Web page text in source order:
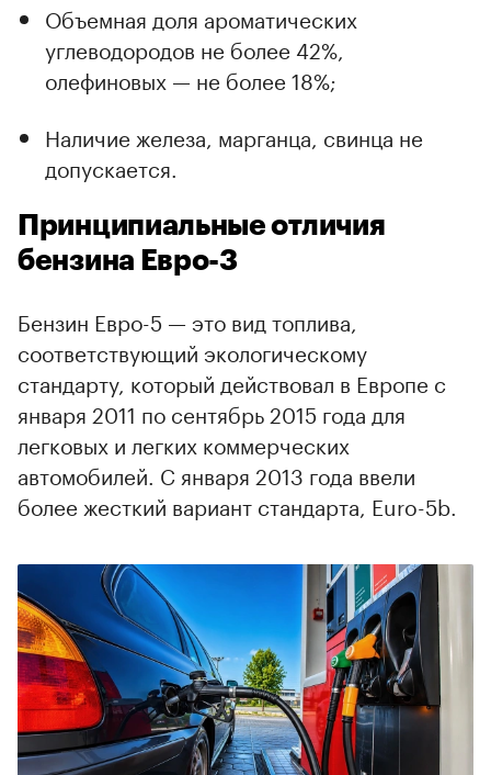
Объемная доля ароматических
углеводородов не более 42%,
олефиновых — не более 18%;
Наличие железа, марганца, свинца не
допускается.
Принципиальные отличия
бензина Евро-3
Бензин Евро-5 — это вид топлива,
соответствующий экологическому
стандарту, который действовал в Европе с
января 2011 по сентябрь 2015 года для
легковых и легких коммерческих
автомобилей. C января 2013 года ввели
более жесткий вариант стандарта, Euro-5b.